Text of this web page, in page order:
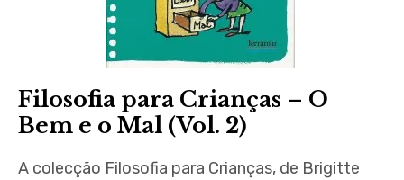
Filosofia para Crianças – O
Bem e o Mal (Vol. 2)
A colecção Filosofia para Crianças, de Brigitte